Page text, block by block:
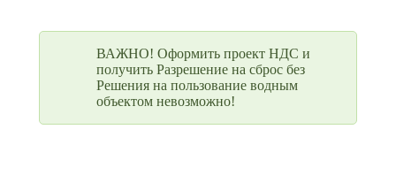
ВАЖНО! Оформить проект НДС и
получить Разрешение на сброс без
Решения на пользование водным
объектом невозможно!